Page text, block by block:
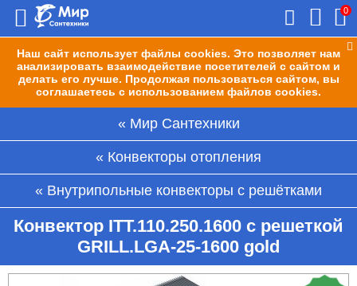
Наш сайт использует файлы cookies. Это позволяет нам
анализировать взаимодействие посетителей с сайтом и
делать его лучше. Продолжая пользоваться сайтом, вы
соглашаетесь с использованием файлов cookies.
0
Мир Сантехники
Конвекторы отопления
Внутрипольные конвекторы с решётками
Конвектор ITT.110.250.1600 с решеткой
GRILL.LGA-25-1600 gold